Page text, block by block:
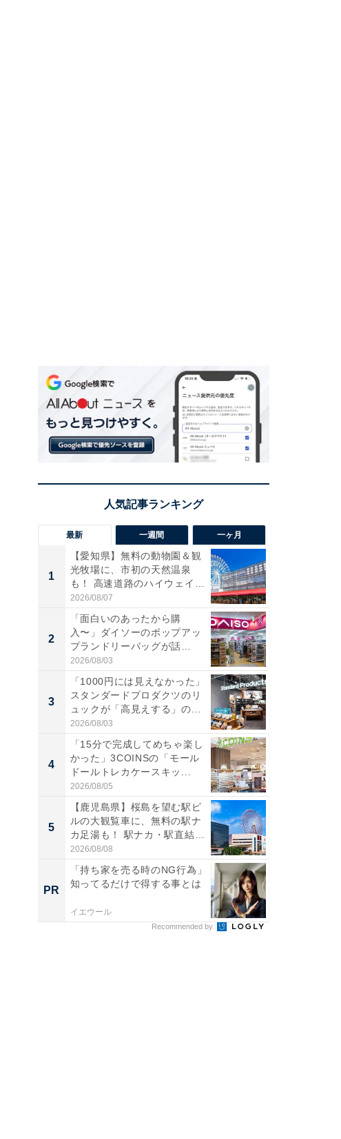
最新 一週間 一ヶ月
1
【愛知県】無料の動物園＆観
光牧場に、市初の天然温泉
も！ 高速道路のハイウェイオ
ア...
2026/08/07
2
「面白いのあったから購
入〜」ダイソーのポップアッ
プランドリーバッグが話
題。“さま...
2026/08/03
3
「1000円には見えなかった」
スタンダードプロダクツのリ
ュックが「高見えする」の...
2026/08/03
4
「15分で完成してめちゃ楽し
かった」3COINSの「モール
ドールトレカケースキッ...
2026/08/05
5
【鹿児島県】桜島を望む駅ビ
ルの大観覧車に、無料の駅ナ
カ足湯も！ 駅ナカ・駅直結
ス...
2026/08/08
PR
「持ち家を売る時のNG行為」
知ってるだけで得する事とは
イエウール
Recommended by